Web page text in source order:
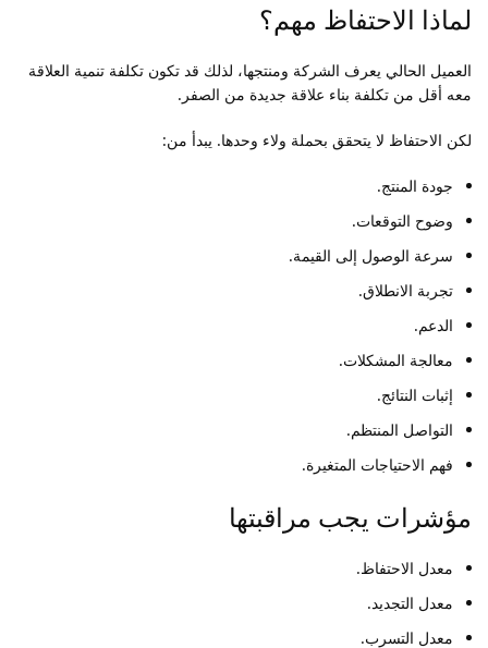
لماذا الاحتفاظ مهم؟
العميل الحالي يعرف الشركة ومنتجها، لذلك قد تكون تكلفة تنمية العلاقة
معه أقل من تكلفة بناء علاقة جديدة من الصفر.
لكن الاحتفاظ لا يتحقق بحملة ولاء وحدها. يبدأ من:
جودة المنتج.
وضوح التوقعات.
سرعة الوصول إلى القيمة.
تجربة الانطلاق.
الدعم.
معالجة المشكلات.
إثبات النتائج.
التواصل المنتظم.
فهم الاحتياجات المتغيرة.
مؤشرات يجب مراقبتها
معدل الاحتفاظ.
معدل التجديد.
معدل التسرب.